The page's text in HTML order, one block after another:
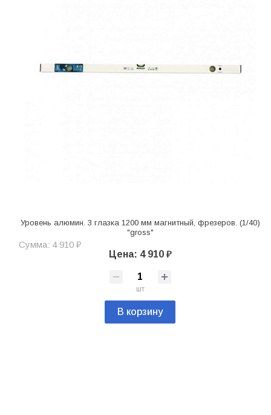
Уровень алюмин. 3 глазка 1200 мм магнитный, фрезеров. (1/40)
"gross"
Сумма: 4 910 ₽
Цена: 4 910 ₽
шт
В корзину